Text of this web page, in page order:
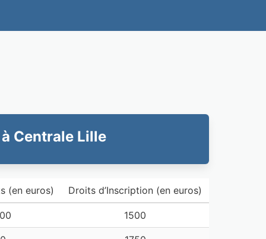
Centrale Lille
(en euros) Droits d’Inscription (en euros)
1500